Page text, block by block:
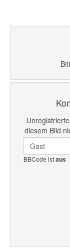
diesem Bild
BBCode istaus